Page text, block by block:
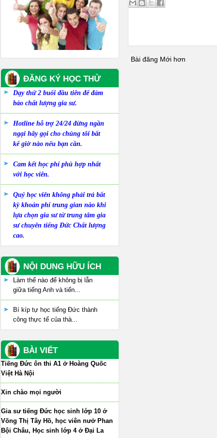
Bài đăng Mới hơn
ĐĂNG KÝ HỌC THỬ
Dạy thử 2 buổi đầu tiên để đảm
bảo chất lượng gia sư.
Hotline hỗ trợ 24/24 đừng ngần
ngại hãy gọi cho chúng tôi bất
kể giờ nào nếu bạn cần.
Cam kết học phí phù hợp nhất
với học viên.
Quý học viên không phải trả bất
kỳ khoản phí trung gian nào khi
lựa chọn gia sư từ trung tâm gia
sư chuyên tiếng Đức Chất lượng
cao.
NỘI DUNG HỮU ÍCH
Làm thế nào để không bị lẫn
giữa tiếng Anh và tiến...
Bí kíp tự học tiếng Đức thành
công thực tế của thà...
BÀI VIẾT
Tiếng Đức ôn thi A1 ở Hoàng Quốc
Việt Hà Nội
Xin chào mọi người
Gia sư tiếng Đức học sinh lớp 10 ở
Võng Thị Tây Hồ, học viên nưở Phan
Bội Châu, Học sinh lớp 4 ở Đại La